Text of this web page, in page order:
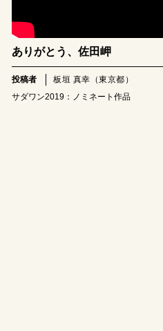
ありがとう、佐田岬
投稿者
板垣 真幸（東京都）
サダワン2019：ノミネート作品